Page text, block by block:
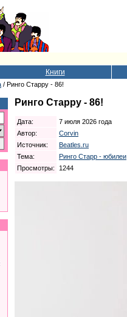
Книги
/ Ринго Старру - 86!
Ринго Старру - 86!
Дата:
7 июля 2026 года
Автор:
Corvin
Источник:
Beatles.ru
Тема:
Ринго Старр - юбилеи
Просмотры:
1244